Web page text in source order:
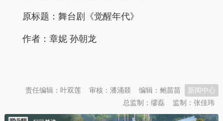
原标题： 舞台剧《觉醒年代》
作者：章妮 孙朝龙
新闻中心
编辑：鲍苗苗
审核：潘涌燚
责任编辑：叶双莲
监制：张佳玮
总监制：缪磊